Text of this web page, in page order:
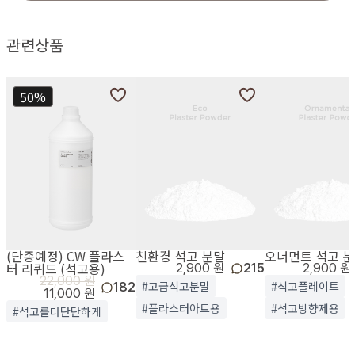
관련상품
50%
(단종예정) CW 플라스
터 리퀴드 (석고용)
22,000 원
11,000 원
182
#석고를더단단하게
친환경 석고 분말
2,900 원 215
#고급석고분말
#플라스터아트용
오너먼트 석고
2,900 원
#석고플레이트
#석고방향제용